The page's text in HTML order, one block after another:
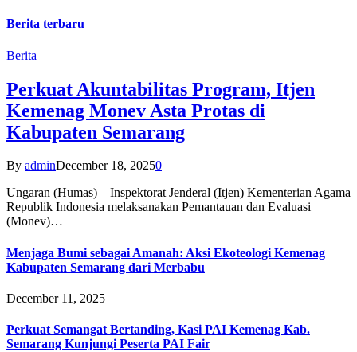
Berita terbaru
Berita
Perkuat Akuntabilitas Program, Itjen
Kemenag Monev Asta Protas di
Kabupaten Semarang
By adminDecember 18, 20250
Ungaran (Humas) – Inspektorat Jenderal (Itjen) Kementerian Agama
Republik Indonesia melaksanakan Pemantauan dan Evaluasi
(Monev)…
Menjaga Bumi sebagai Amanah: Aksi Ekoteologi Kemenag
Kabupaten Semarang dari Merbabu
December 11, 2025
Perkuat Semangat Bertanding, Kasi PAI Kemenag Kab.
Semarang Kunjungi Peserta PAI Fair